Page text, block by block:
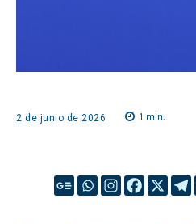
2 de junio de 2026 1 min.